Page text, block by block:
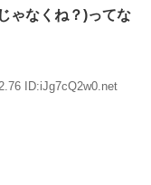
ゃなくね？)ってな
ID:iJg7cQ2w0.net